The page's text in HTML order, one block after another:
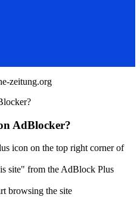
zeitung.org
AdBlocker?
icon on the top right corner of
site" from the AdBlock Plus
browsing the site